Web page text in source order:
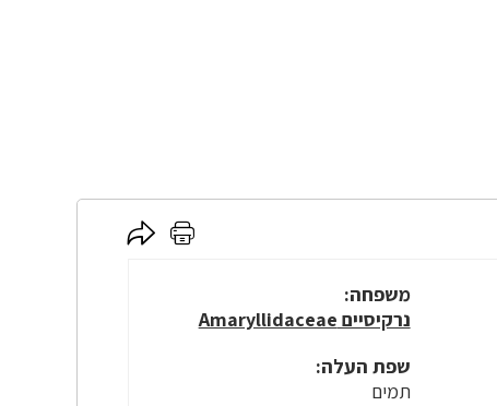
לחץ
לחץ
משפחה:
נרקיסיים Amaryllidaceae
שפת העלה:
תמים